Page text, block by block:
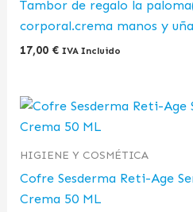
Tambor de regalo la
corporal.crema manos y
17,00 € IVA Incluido
HIGIENE Y COSMÉTICA
Cofre Sesderma Reti-Age
Crema 50 ML